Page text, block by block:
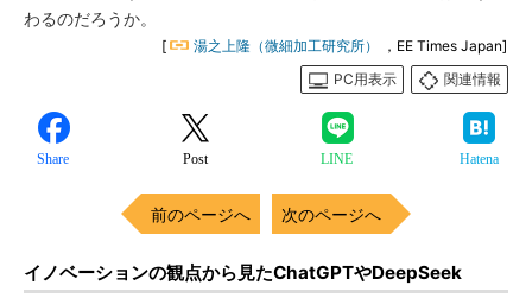
わるのだろうか。
[ 湯之上隆（微細加工研究所）
，EE Times Japan]
PC用表示
関連情報
Share Post LINE Hatena
前のページへ 次のページへ
イノベーションの観点から見たChatGPTやDeepSeek